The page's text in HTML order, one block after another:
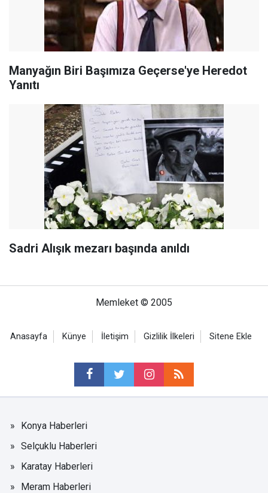
Manyağın Biri Başımıza Geçerse'ye Heredot
Yanıtı
Sadri Alışık mezarı başında anıldı
Memleket © 2005
Anasayfa Künye İletişim Gizlilik İlkeleri Sitene Ekle
Konya Haberleri
Selçuklu Haberleri
Karatay Haberleri
Meram Haberleri